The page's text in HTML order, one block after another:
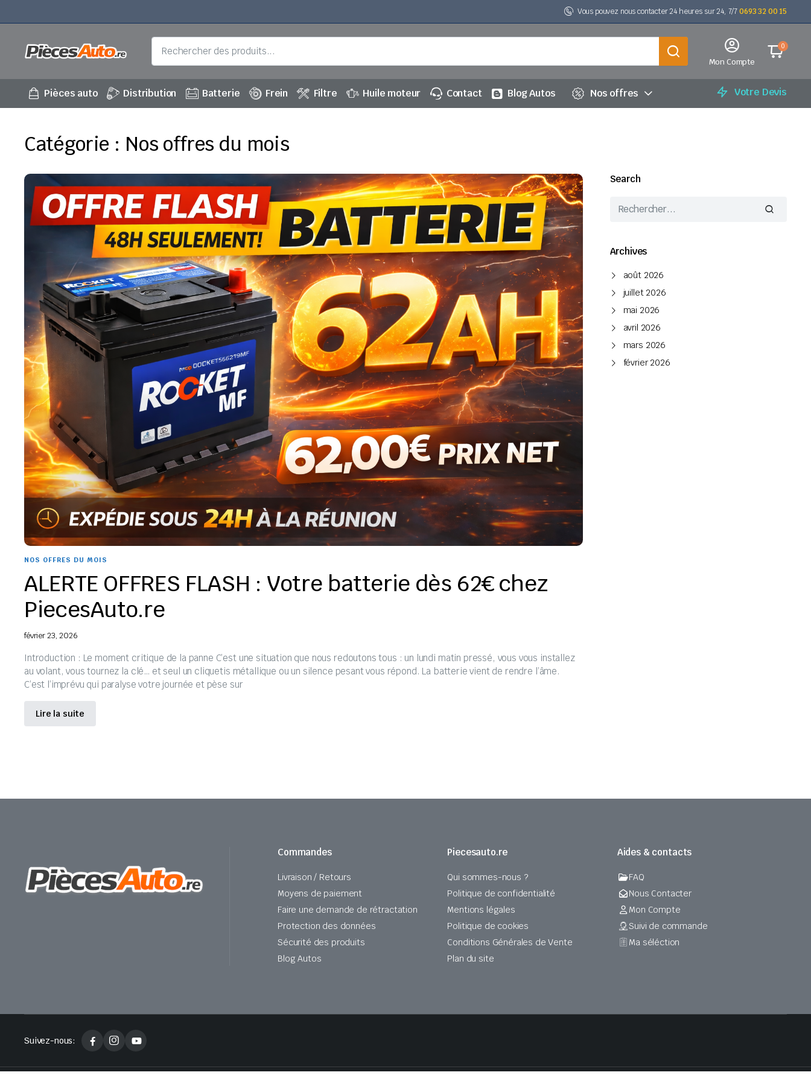
Vous pouvez nous contacter 24 heures sur 24, 7/70693 32 00 15
Mon Compte
0
Pièces auto Distribution Batterie Frein Filtre Huile moteur Contact Blog Autos Nos offres Votre Devis
Catégorie : Nos offres du mois
NOS OFFRES DU MOIS
ALERTE OFFRES FLASH : Votre batterie dès 62€ chez
PiecesAuto.re
février 23, 2026
Introduction : Le moment critique de la panne C’est une situation que nous redoutons tous : un lundi matin pressé, vous vous installez
au volant, vous tournez la clé… et seul un cliquetis métallique ou un silence pesant vous répond. La batterie vient de rendre l’âme.
C’est l’imprévu qui paralyse votre journée et pèse sur
Lire la suite
Search
Archives
août 2026
juillet 2026
mai 2026
avril 2026
mars 2026
février 2026
Commandes
Livraison / Retours
Moyens de paiement
Faire une demande de rétractation
Protection des données
Sécurité des produits
Blog Autos
Piecesauto.re
Qui sommes-nous ?
Politique de confidentialité
Mentions légales
Politique de cookies
Conditions Générales de Vente
Plan du site
Aides & contacts
FAQ
Nous Contacter
Mon Compte
Suivi de commande
Ma séléction
Suivez-nous: